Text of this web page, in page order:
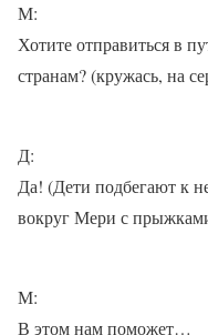
М:
Хотите отправиться в
странам? (кружась, на
Д:
Да! (Дети подбегают к
вокруг Мери с
М:
В этом нам поможет…